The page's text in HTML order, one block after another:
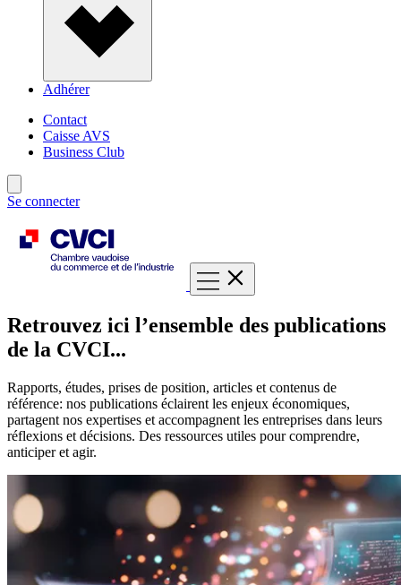
Adhérer
Contact
Caisse AVS
Business Club
Se connecter
Retrouvez ici l’ensemble des publications
de la CVCI...
Rapports, études, prises de position, articles et contenus de
référence: nos publications éclairent les enjeux économiques,
partagent nos expertises et accompagnent les entreprises dans leurs
réflexions et décisions. Des ressources utiles pour comprendre,
anticiper et agir.